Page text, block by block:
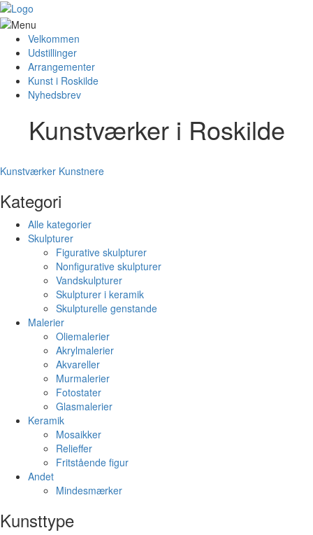
Velkommen
Udstillinger
Arrangementer
Kunst i Roskilde
Nyhedsbrev
Kunstværker i Roskilde
Kunstværker Kunstnere
Kategori
Alle kategorier
Skulpturer
Figurative skulpturer
Nonfigurative skulpturer
Vandskulpturer
Skulpturer i keramik
Skulpturelle genstande
Malerier
Oliemalerier
Akrylmalerier
Akvareller
Murmalerier
Fotostater
Glasmalerier
Keramik
Mosaikker
Relieffer
Fritstående figur
Andet
Mindesmærker
Kunsttype